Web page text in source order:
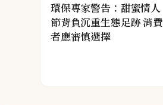
環保專家警告：甜蜜情人
節背負沉重生態足跡 消費
者應審慎選擇